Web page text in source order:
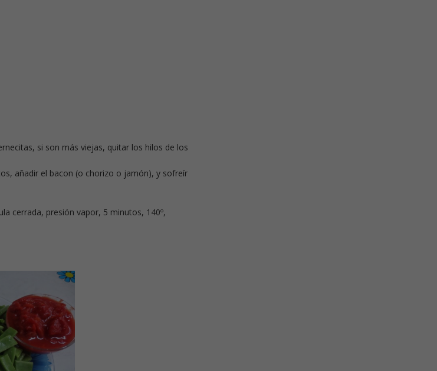
si son más viejas, quitar los hilos de los
añadir el bacon (o chorizo o jamón), y sofreír
cerrada, presión vapor, 5 minutos, 140º,